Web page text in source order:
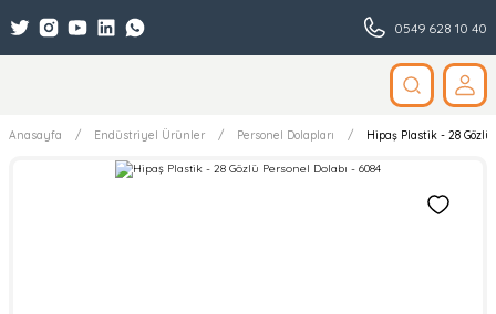
0549 628 10 40
Anasayfa Endüstriyel Ürünler Personel Dolapları Hipaş Plastik - 28 Gözlü